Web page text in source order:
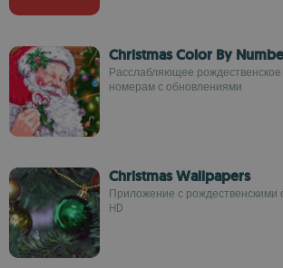
Christmas Color By
Расслабляющее
номерам с обновлениями
Christmas Wallpapers
Приложение с рождественскими
HD